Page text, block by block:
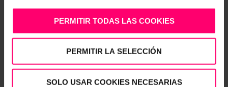
PERMITIR TODAS LAS COOKIES
PERMITIR LA SELECCIÓN
SOLO USAR COOKIES NECESARIAS
Compteur de temps
inspection.